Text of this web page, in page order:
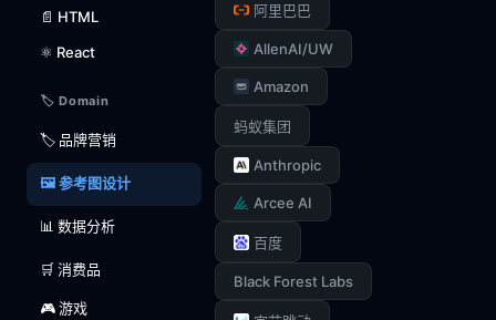
📄 HTML
⚛️ React
🏷️ Domain
🏷️ 品牌营销
🖼️ 参考图设计
📊 数据分析
🛒 消费品
🎮 游戏
阿里巴巴
AllenAI/UW
Amazon
蚂蚁集团
Anthropic
Arcee AI
百度
Black Forest Labs